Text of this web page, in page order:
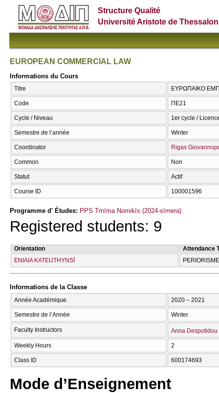
Structure Qualité
Université Aristote de
EUROPEAN COMMERCIAL LAW
Informations du Cours
Titre ΕΥΡΩΠΑΙΚΟ
Code ΠΕ21
Cycle / Niveau 1er cycle /
Semestre de l’année Winter
Coordinator Rigas
Common Non
Statut Actif
Course ID 100001596
Programme d' Études: PPS Tmīma Nomikīs (2024-sīmera)
Registered students: 9
Orientation
Attendance
ENIAIA KATEUTHYNSĪ
Informations de la Classe
Année Académique 2020 – 2021
Semestre de l’Année Winter
Faculty Instructors Anna Despotidou
Weekly Hours 2
Class ID 600174693
Mode d’Enseignement